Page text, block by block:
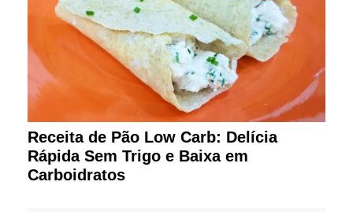
Receita de Pão Low Carb: Delícia
Rápida Sem Trigo e Baixa em
Carboidratos